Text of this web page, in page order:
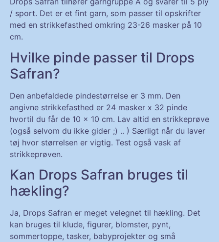
/ sport. Det er et fint garn, som passer til opskrifter
med en strikkefasthed omkring 23-26 masker på 10
cm.
Hvilke pinde passer til Drops
Safran?
Den anbefaldede pindestørrelse er 3 mm. Den
angivne strikkefasthed er 24 masker x 32 pinde
hvortil du får de 10 x 10 cm. Lav altid en strikkeprøve
(også selvom du ikke gider ;) .. ) Særligt når du laver
tøj hvor størrelsen er vigtig. Test også vask af
strikkeprøven.
Kan Drops Safran bruges til
hækling?
Ja, Drops Safran er meget velegnet til hækling. Det
kan bruges til klude, figurer, blomster, pynt,
sommertoppe, tasker, babyprojekter og små